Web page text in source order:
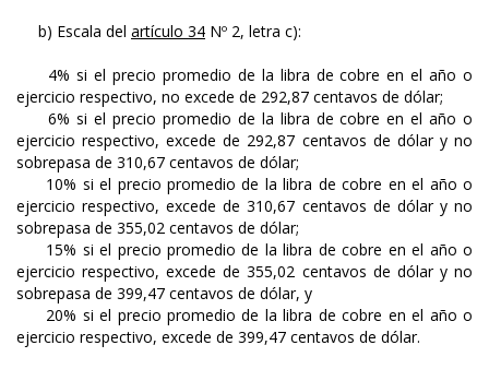
b) Escala del artículo 34 Nº 2, letra c):
4% si el precio promedio de la libra de cobre en el año o
ejercicio respectivo, no excede de 292,87 centavos de dólar;
6% si el precio promedio de la libra de cobre en el año o
ejercicio respectivo, excede de 292,87 centavos de dólar y no
sobrepasa de 310,67 centavos de dólar;
10% si el precio promedio de la libra de cobre en el año o
ejercicio respectivo, excede de 310,67 centavos de dólar y no
sobrepasa de 355,02 centavos de dólar;
15% si el precio promedio de la libra de cobre en el año o
ejercicio respectivo, excede de 355,02 centavos de dólar y no
sobrepasa de 399,47 centavos de dólar, y
20% si el precio promedio de la libra de cobre en el año o
ejercicio respectivo, excede de 399,47 centavos de dólar.